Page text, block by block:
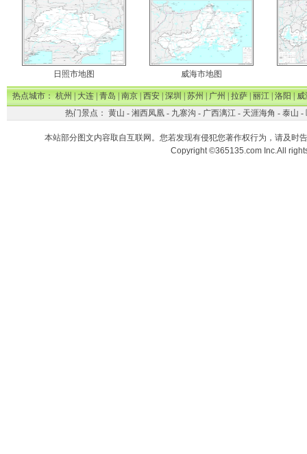
日照市地图 威海市地图
热点城市：杭州|大连|青岛|南京|西安|深圳|苏州|广州|拉萨|丽江|洛阳|威
热门景点： 黄山 - 湘西凤凰- 九寨沟 - 广西漓江- 天涯海角 - 泰山 -
本站部分图文内容取自互联网。您若发现有侵犯您著作权行为，请及时
Copyright ©365135.com Inc.All